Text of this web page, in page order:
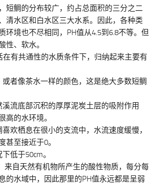
短鲷的分布较广，约占总面积的三分之二
清水区和白水区三大水系。因此，各种类
环境也不尽相同，PH值从4.5到6.8不等。但
性、软水。
在有共通性的水质条件下，归纳起来主要有
或者像茶水一样的颜色，这是绝大多数短鲷
流底部沉积的厚厚泥炭土层的吸附作用
高的水环境。
欢栖息在很小的支流中，水流速度缓慢，
甚至接近于0。
低于50cm。
来自天然有机物所产生的酸性物质，每分每
的水域中，因此那里的PH值永远都是呈弱